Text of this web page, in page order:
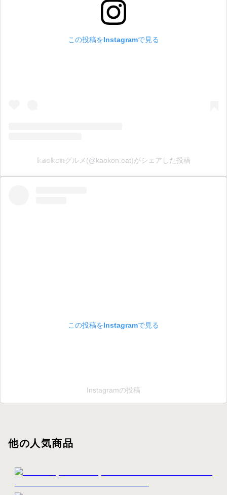
この投稿をInstagramで見る
𝕜𝕒𝕠𝕜𝕠𝕟グルメ(@kaokon.eat)がシェアした投稿
この投稿をInstagramで見る
Instagramの投稿
他の人気商品